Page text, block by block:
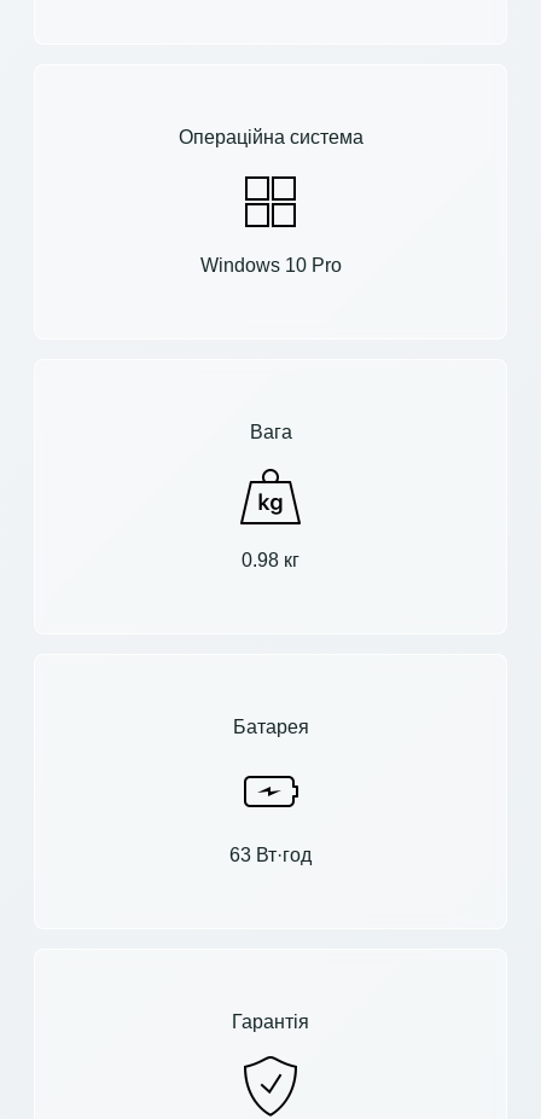
Операційна система
Windows 10 Pro
Вага
0.98 кг
Батарея
63 Вт·год
Гарантія